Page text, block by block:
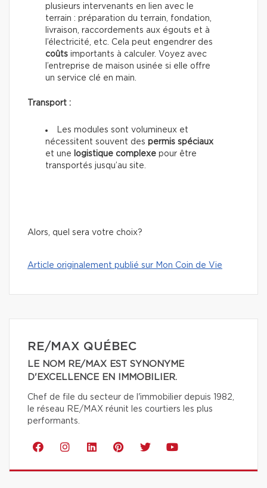
plusieurs intervenants en lien avec le
terrain : préparation du terrain, fondation,
livraison, raccordements aux égouts et à
l’électricité, etc. Cela peut engendrer des
coûts importants à calculer. Voyez avec
l’entreprise de maison usinée si elle offre
un service clé en main.
Transport :
Les modules sont volumineux et
nécessitent souvent des permis spéciaux
et une logistique complexe pour être
transportés jusqu’au site.
Alors, quel sera votre choix?
Article originalement publié sur Mon Coin de Vie
RE/MAX QUÉBEC
LE NOM RE/MAX EST SYNONYME
D'EXCELLENCE EN IMMOBILIER.
Chef de file du secteur de l'immobilier depuis 1982,
le réseau RE/MAX réunit les courtiers les plus
performants.